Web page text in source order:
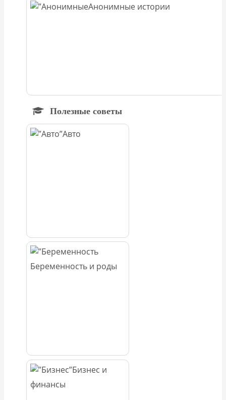
Анонимные истории
Полезные советы
Авто
Беременность и роды
Бизнес и
финансы